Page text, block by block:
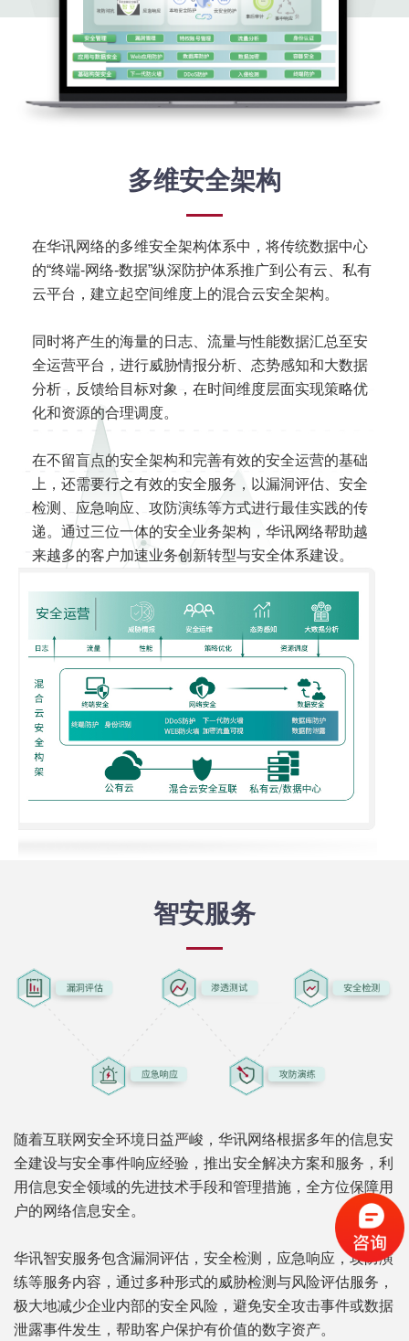
多维安全架构
在华讯网络的多维安全架构体系中，将传统数据中心
的“终端-网络-数据”纵深防护体系推广到公有云、私有
云平台，建立起空间维度上的混合云安全架构。
同时将产生的海量的日志、流量与性能数据汇总至安
全运营平台，进行威胁情报分析、态势感知和大数据
分析，反馈给目标对象，在时间维度层面实现策略优
化和资源的合理调度。
在不留盲点的安全架构和完善有效的安全运营的基础
上，还需要行之有效的安全服务，以漏洞评估、安全
检测、应急响应、攻防演练等方式进行最佳实践的传
递。通过三位一体的安全业务架构，华讯网络帮助越
来越多的客户加速业务创新转型与安全体系建设。
智安服务
随着互联网安全环境日益严峻，华讯网络根据多年的信息安
全建设与安全事件响应经验，推出安全解决方案和服务，利
用信息安全领域的先进技术手段和管理措施，全方位保障用
户的网络信息安全。
华讯智安服务包含漏洞评估，安全检测，应急响应，攻防演
练等服务内容，通过多种形式的威胁检测与风险评估服务，
极大地减少企业内部的安全风险，避免安全攻击事件或数据
泄露事件发生，帮助客户保护有价值的数字资产。